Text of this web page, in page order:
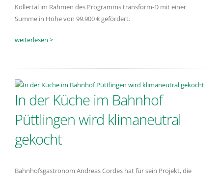
Köllertal im Rahmen des Programms transform-D mit einer
Summe in Höhe von 99.900 € gefördert.
weiterlesen >
In der Küche im Bahnhof
Püttlingen wird klimaneutral
gekocht
Bahnhofsgastronom Andreas Cordes hat für sein Projekt, die